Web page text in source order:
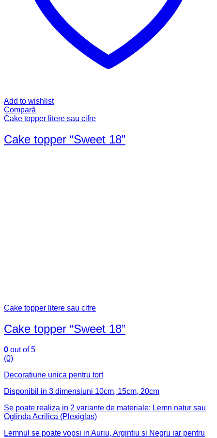
Add to wishlist
Compară
Cake topper litere sau cifre
Cake topper “Sweet 18”
Cake topper litere sau cifre
Cake topper “Sweet 18”
0 out of 5
(0)
Decoratiune unica pentru tort
Disponibil in 3 dimensiuni 10cm, 15cm, 20cm
Se poate realiza in 2 variante de materiale: Lemn natur sau
Oglinda Acrilica (Plexiglas)
Lemnul se poate vopsi in Auriu, Argintiu si Negru iar pentru